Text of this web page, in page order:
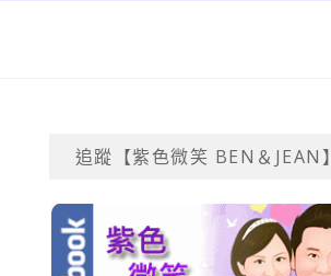
追蹤【紫色微笑 BEN＆JEAN】